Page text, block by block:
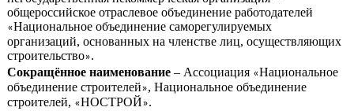
общероссийское отраслевое объединение работодателей
«Национальное объединение саморегулируемых
организаций, основанных на членстве лиц, осуществляющих
строительство».
Сокращённое наименование – Ассоциация «Национальное
объединение строителей», Национальное объединение
строителей, «НОСТРОЙ».